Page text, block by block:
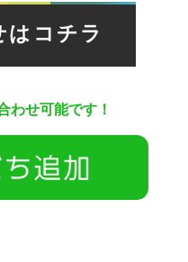
はコチラ
わせ可能です！